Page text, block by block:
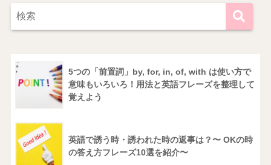
5つの「前置詞」by, for, in, of, with は使い方で
意味もいろいろ！用法と英語フレーズを整理して
覚えよう
英語で誘う時・誘われた時の返事は？〜 OKの時
の答え方フレーズ10選を紹介〜